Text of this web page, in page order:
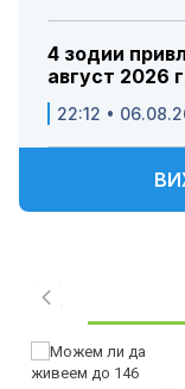
4 зодии
август 2026
22:12 •